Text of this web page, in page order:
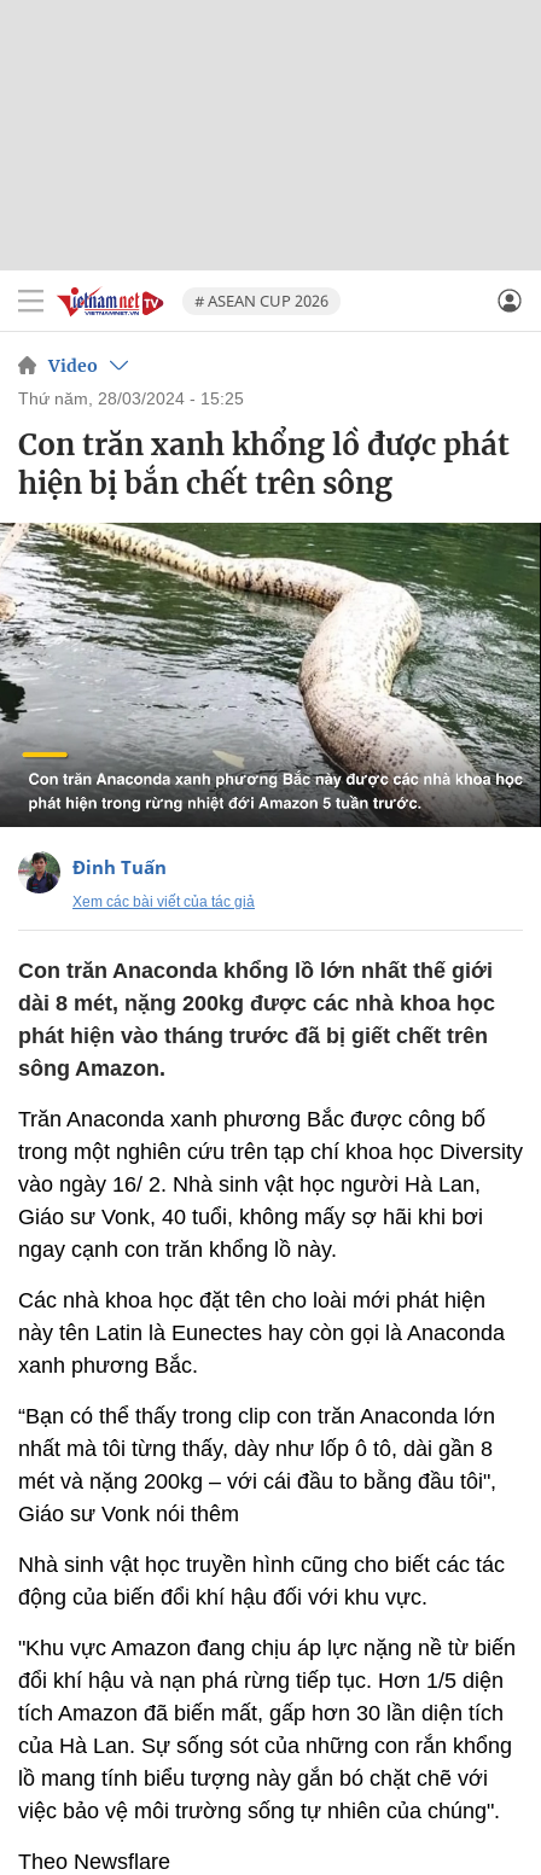
# ASEAN CUP 2026
Video
thứ năm, 28/03/2024 - 15:25
Con trăn xanh khổng lồ được phát
hiện bị bắn chết trên sông
Đinh Tuấn
Xem các bài viết của tác giả
Con trăn Anaconda khổng lồ lớn nhất thế giới
dài 8 mét, nặng 200kg được các nhà khoa học
phát hiện vào tháng trước đã bị giết chết trên
sông Amazon.
Trăn Anaconda xanh phương Bắc được công bố
trong một nghiên cứu trên tạp chí khoa học Diversity
vào ngày 16/ 2. Nhà sinh vật học người Hà Lan,
Giáo sư Vonk, 40 tuổi, không mấy sợ hãi khi bơi
ngay cạnh con trăn khổng lồ này.
Các nhà khoa học đặt tên cho loài mới phát hiện
này tên Latin là Eunectes hay còn gọi là Anaconda
xanh phương Bắc.
“Bạn có thể thấy trong clip con trăn Anaconda lớn
nhất mà tôi từng thấy, dày như lốp ô tô, dài gần 8
mét và nặng 200kg – với cái đầu to bằng đầu tôi",
Giáo sư Vonk nói thêm
Nhà sinh vật học truyền hình cũng cho biết các tác
động của biến đổi khí hậu đối với khu vực.
"Khu vực Amazon đang chịu áp lực nặng nề từ biến
đổi khí hậu và nạn phá rừng tiếp tục. Hơn 1/5 diện
tích Amazon đã biến mất, gấp hơn 30 lần diện tích
của Hà Lan. Sự sống sót của những con rắn khổng
lồ mang tính biểu tượng này gắn bó chặt chẽ với
việc bảo vệ môi trường sống tự nhiên của chúng".
Theo Newsflare